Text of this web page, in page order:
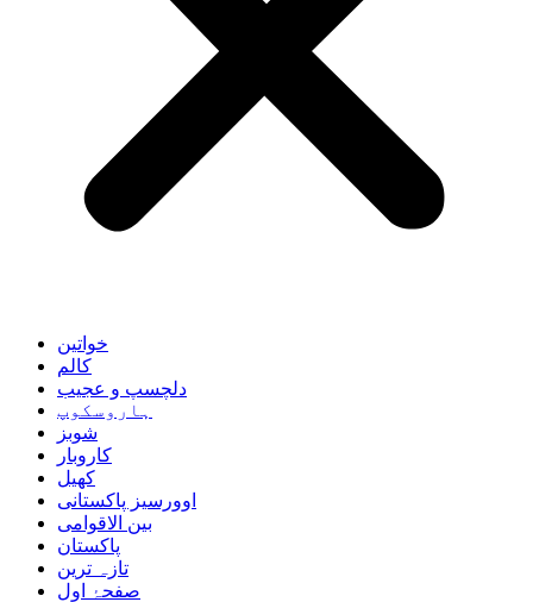
خواتین
کالم
دلچسپ و عجیب
ہاروسکوپ
شوبز
کاروبار
کھیل
اوورسیز پاکستانی
بین الاقوامی
پاکستان
تازہ ترین
صفحۂ اول